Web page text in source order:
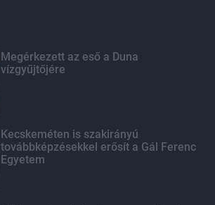
Megérkezett az eső a Duna
vízgyűjtőjére
Kecskeméten is szakirányú
továbbképzésekkel erősít a Gál Ferenc
Egyetem